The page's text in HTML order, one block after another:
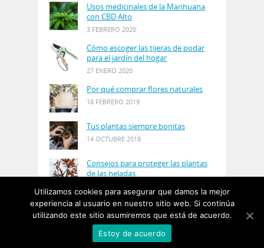
Usos medicinales de la Marihuana
con CBD Alto
3 FEBRERO 2020
Cómo escoger las tijeras de podar
para el jardín del hogar
27 ENERO 2020
Por qué comprar flores naturales
18 FEBRERO 2019
Tus plantas siempre bonitas
14 OCTUBRE 2018
Consejos para proteger las plantas
de las heladas
© Copyright 2019PlantasyJardines· Designed by
Utilizamos cookies para asegurar que damos la mejor
experiencia al usuario en nuestro sitio web. Si continúa
utilizando este sitio asumiremos que está de acuerdo.
Estoy de acuerdo